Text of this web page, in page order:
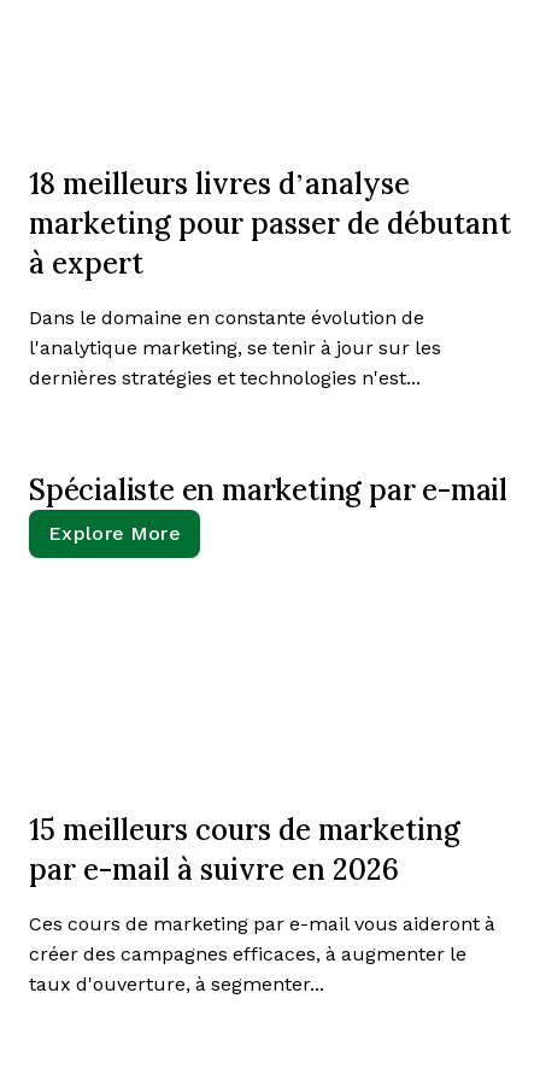
18 meilleurs livres d’analyse
marketing pour passer de débutant
à expert
Dans le domaine en constante évolution de
l'analytique marketing, se tenir à jour sur les
dernières stratégies et technologies n'est...
Spécialiste en marketing par e-mail
Explore More
15 meilleurs cours de marketing
par e-mail à suivre en 2026
Ces cours de marketing par e-mail vous aideront à
créer des campagnes efficaces, à augmenter le
taux d'ouverture, à segmenter...